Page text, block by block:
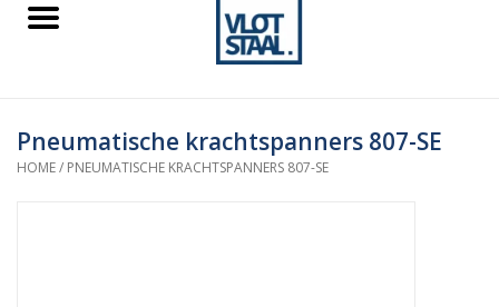
spanners
Pneumatische krachtspanners 807-SE
HOME/ PNEUMATISCHE KRACHTSPANNERS 807-SE